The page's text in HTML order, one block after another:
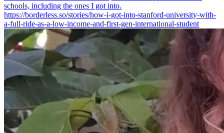
schools, including the ones I got into.
https://borderless.so/stories/how-i-got-into-stanford-university-with-
a-full-ride-as-a-low-income-and-first-gen-international-student